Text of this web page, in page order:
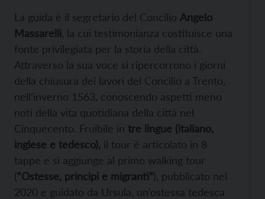
La guida è il segretario del Concilio Angelo
Massarelli , la cui testimonianza costituisce una
fonte privilegiata per la storia della città.
Attraverso la sua voce si ripercorrono i giorni
della chiusura dei lavori del Concilio a Trento,
nell’inverno 1563, conoscendo aspetti meno
noti della vita quotidiana della città nel
Cinquecento. Fruibile in tre lingue (italiano,
inglese e tedesco), il tour è articolato in 8
tappe e si aggiunge al primo walking tour
(“Ostesse, principi e migranti”), pubblicato nel
2020 e guidato da Ursula, un’ostessa tedesca